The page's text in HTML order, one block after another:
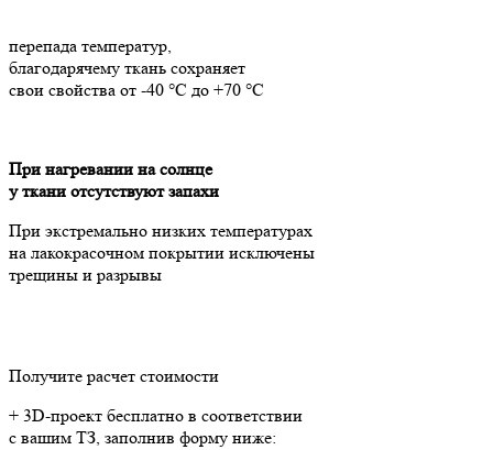
перепада температур,
благодарячему ткань сохраняет
свои свойства от -40 °C до +70 °C
При нагревании на солнце
у ткани отсутствуют запахи
При экстремально низких температурах
на лакокрасочном покрытии исключены
трещины и разрывы
Получите расчет стоимости
+ 3D-проект бесплатно в соответствии
с вашим ТЗ, заполнив форму ниже: